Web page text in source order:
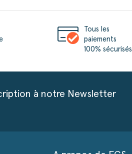
Tous les
paiements
100% sécurisés
à notre Newsletter